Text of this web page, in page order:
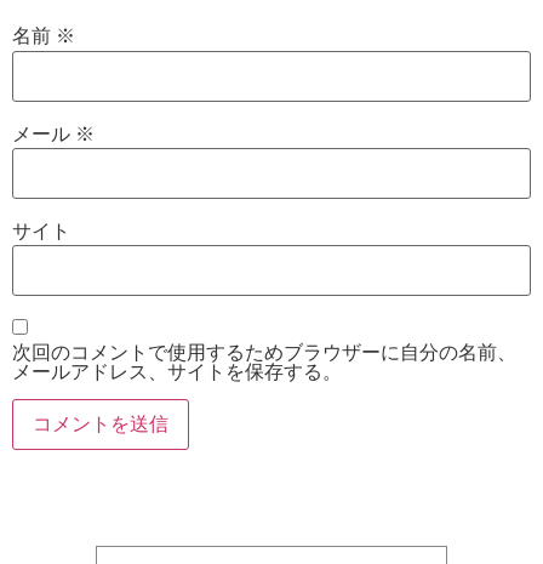
名前 ※
メール ※
サイト
次回のコメントで使用するためブラウザーに自分の名前、
メールアドレス、サイトを保存する。